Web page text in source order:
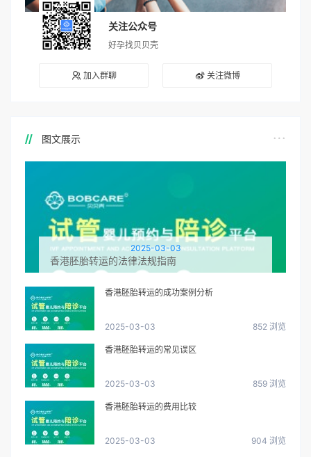
关注公众号
好孕找贝贝壳
加入群聊 关注微博
图文展示
2025-03-03
香港胚胎转运的法律法规指南
香港胚胎转运的成功案例分析
2025-03-03 852 浏览
香港胚胎转运的常见误区
2025-03-03 859 浏览
香港胚胎转运的费用比较
2025-03-03 904 浏览